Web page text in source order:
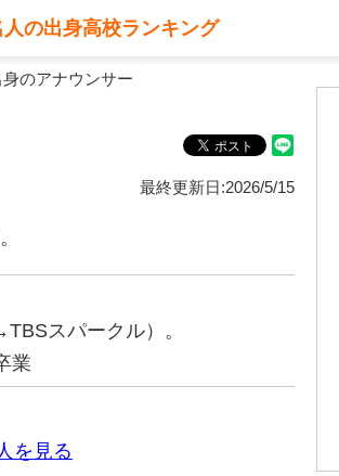
人の出身高校ランキング
のアナウンサー
最終更新日:2026/5/15
スパークル）。
業
を見る